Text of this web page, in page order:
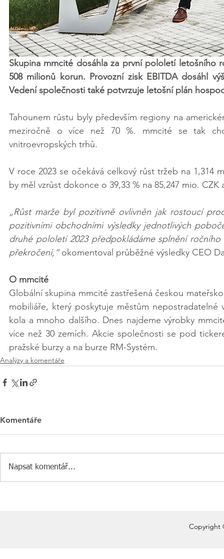
Skupina mmcité dosáhla za první pololetí letošního
508 milionů korun. Provozní zisk EBITDA dosáhl
Vedení společnosti také potvrzuje letošní plán
Tahounem růstu byly především regiony na
meziročně o více než 70 %. mmcité se tak
vnitroevropských trhů.
V roce 2023 se očekává celkový růst tržeb na 1,314
by měl vzrůst dokonce o 39,33 % na 85,247 mio.
„Růst marže byl pozitivně ovlivněn jak rostoucí
pozitivními obchodními výsledky jednotlivých
druhé pololetí 2023 předpokládáme splnění
překročení,“ okomentoval průběžné výsledky CEO
O mmcité
Globální skupina mmcité zastřešená českou
mobiliáře, který poskytuje městům nepostradatelné
kola a mnoho dalšího. Dnes najdeme výrobky
více než 30 zemích. Akcie společnosti se pod
pražské burzy a na burze RM-Systém.
Analýzy a komentáře
Komentáře
Napsat komentář...
Copyright